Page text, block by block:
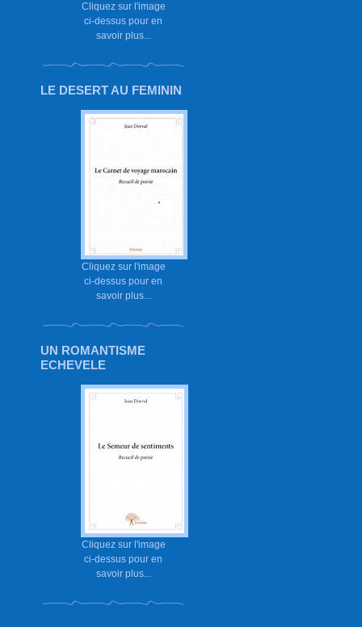
Cliquez sur l'image
ci-dessus pour en
savoir plus...
LE DESERT AU FEMININ
Cliquez sur l'image
ci-dessus pour en
savoir plus...
UN ROMANTISME
ECHEVELE
Cliquez sur l'image
ci-dessus pour en
savoir plus...